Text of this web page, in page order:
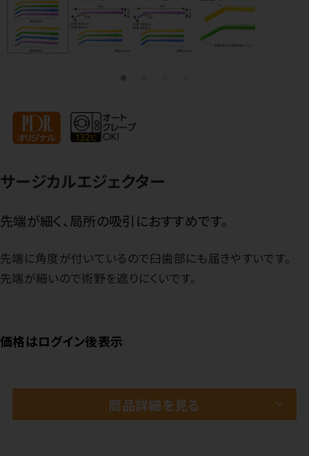
サージカルエジェクター
先端が細く、局所の吸引におすすめです。
先端に角度が付いているので臼歯部にも届きやすいです。
先端が細いので術野を遮りにくいです。
価格はログイン後表示
商品詳細を見る